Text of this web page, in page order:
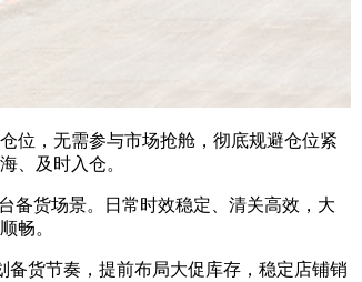
位，无需参与市场抢舱，彻底规避仓位紧
、及时入仓。
货场景。日常时效稳定、清关高效，大
畅。
货节奏，提前布局大促库存，稳定店铺销